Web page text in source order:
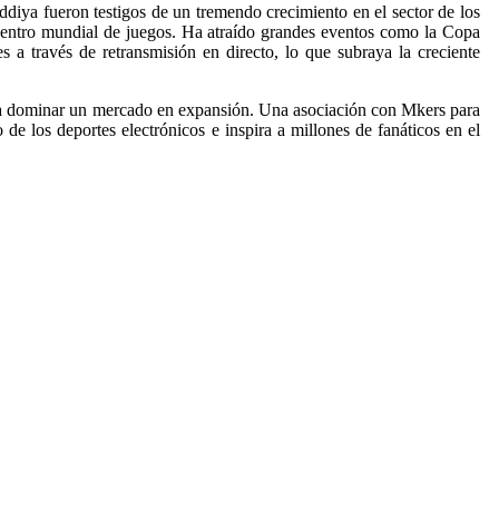
fueron testigos de un tremendo crecimiento en el sector de los
mundial de juegos. Ha atraído grandes eventos como la Copa
a través de retransmisión en directo, lo que subraya la creciente
un mercado en expansión. Una asociación con Mkers para
los deportes electrónicos e inspira a millones de fanáticos en el